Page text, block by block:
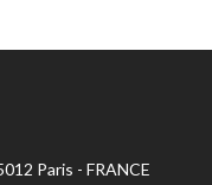
Paris - FRANCE